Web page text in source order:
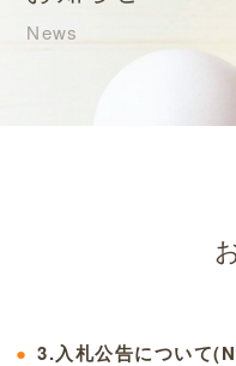
News
3.入札公告について